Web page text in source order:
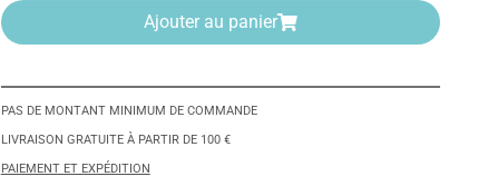
Ajouter au panier
PAS DE MONTANT MINIMUM DE COMMANDE
LIVRAISON GRATUITE À PARTIR DE 100 €
PAIEMENT ET EXPÉDITION